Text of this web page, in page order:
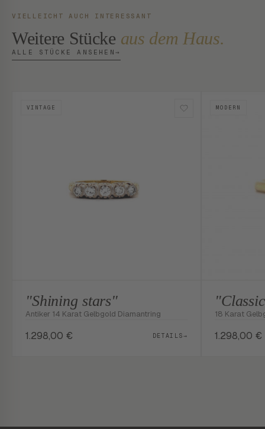
VIELLEICHT AUCH INTERESSANT
Weitere Stücke aus dem Haus.
ALLE STÜCKE ANSEHEN →
VINTAGE
"Shining stars"
Antiker 14 Karat Gelbgold Diamantring
1.298,00 € DETAILS→
MODERN
18 Karat
1.298,00 €